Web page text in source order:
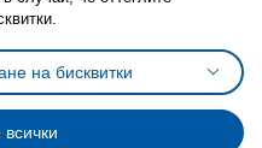
бисквитки (Cookies)
на бисквитки
политика за личните данни
данни на ikea.bg
IKEA Family
на бисквитки